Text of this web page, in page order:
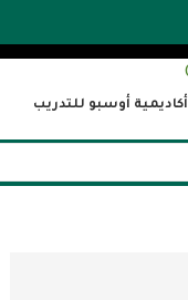
أكاديمية أوسبو للتدريب